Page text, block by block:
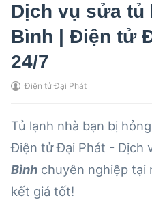
Dịch vụ sửa tủ
Bình | Điện tử
24/7
Điện tử Đại Phát
Tủ lạnh nhà bạn bị
Điện tử Đại Phát - Dịch
Bình chuyên nghiệp tại
kết giá tốt!